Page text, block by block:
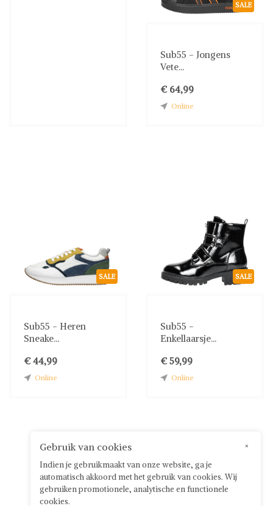
SALE
Sub55 - Jongens
Vete...
€ 64,99
Online
SALE
Sub55 - Heren
Sneake...
€ 44,99
Online
SALE
Sub55 -
Enkellaarsje...
€ 59,99
Online
×
Gebruik van cookies
Indien je gebruikmaakt van onze website, ga je
automatisch akkoord met het gebruik van cookies. Wij
gebruiken promotionele, analytische en functionele
cookies.